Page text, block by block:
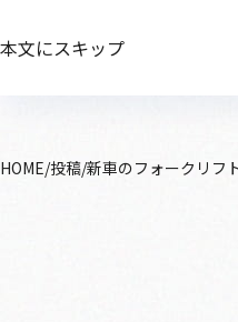
本文にスキップ
HOME 投稿 新車のフォークリフ